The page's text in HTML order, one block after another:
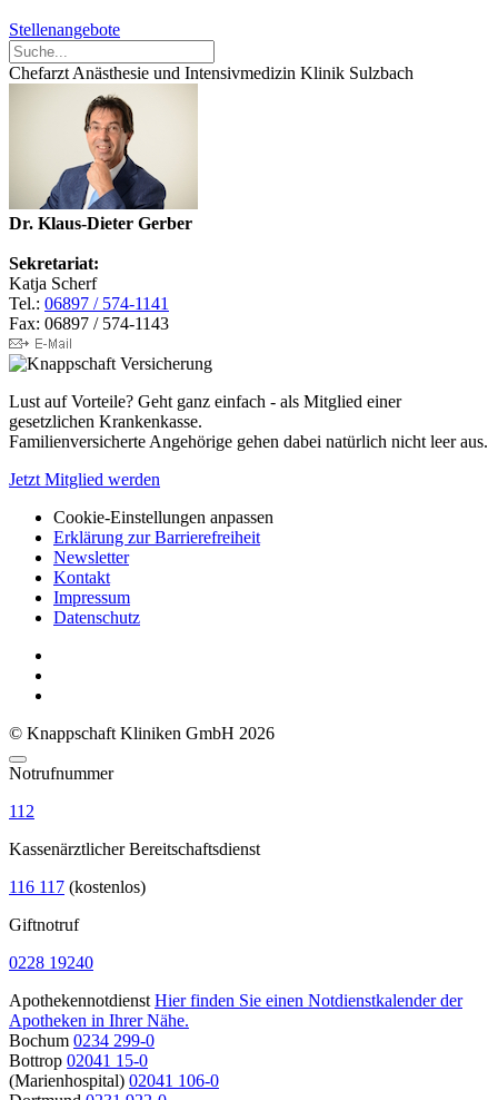
Stellenangebote
Chefarzt Anästhesie und Intensivmedizin Klinik Sulzbach
Dr. Klaus-Dieter Gerber
Sekretariat:
Katja Scherf
Tel.: 06897 / 574-1141
Fax: 06897 / 574-1143
Lust auf Vorteile? Geht ganz einfach - als Mitglied einer
gesetzlichen Krankenkasse.
Familienversicherte Angehörige gehen dabei natürlich nicht leer aus.
Jetzt Mitglied werden
Cookie-Einstellungen anpassen
Erklärung zur Barrierefreiheit
Newsletter
Kontakt
Impressum
Datenschutz
© Knappschaft Kliniken GmbH 2026
Notrufnummer
112
Kassenärztlicher Bereitschaftsdienst
116 117 (kostenlos)
Giftnotruf
0228 19240
Apothekennotdienst Hier finden Sie einen Notdienstkalender der
Apotheken in Ihrer Nähe.
Bochum 0234 299-0
Bottrop 02041 15-0
(Marienhospital) 02041 106-0